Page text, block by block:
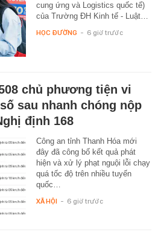
cung ứng và Logistics quốc tế)
của Trường ĐH Kinh tế - Luật…
HỌC ĐƯỜNG - 6 giờ trước
chủ phương tiện vi
sau nhanh chóng nộp
định 168
Công an tỉnh Thanh Hóa mới
đây đã công bố kết quả phát
hiện và xử lý phạt nguội lỗi chạy
quá tốc độ trên nhiều tuyến
quốc…
XÃ HỘI - 6 giờ trước